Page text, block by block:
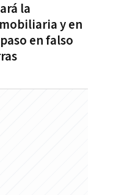
la
y en
en falso